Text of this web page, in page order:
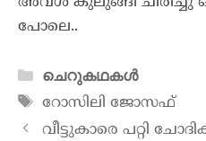
പോലെ..
ചെറുകഥകൾ
റോസിലി ജോസഫ്
വീട്ടുകാരെ പറ്റി